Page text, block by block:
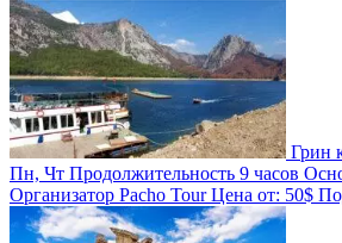
Грин
Пн, Чт Продолжительность 9 часов
Организатор Pacho TourЦена от: 50$